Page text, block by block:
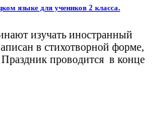
языке для учеников 2 класса.
изучать иностранный
в стихотворной форме,
проводится в конце